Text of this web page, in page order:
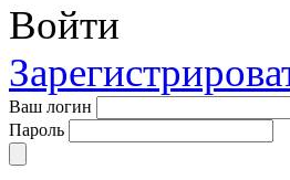
Войти
Ваш логин
Пароль